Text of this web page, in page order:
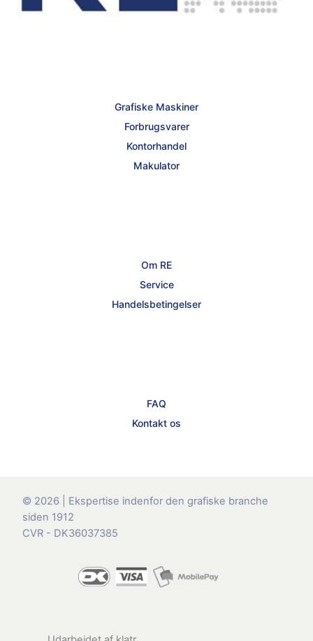
Grafiske Maskiner
Forbrugsvarer
Kontorhandel
Makulator
Om RE
Service
Handelsbetingelser
FAQ
Kontakt os
© 2026 | Ekspertise indenfor den grafiske branche
siden 1912
CVR - DK36037385